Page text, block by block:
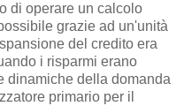
di operare un calcolo
grazie ad un'unità
del credito era
i risparmi erano
dinamiche della domanda
primario per il